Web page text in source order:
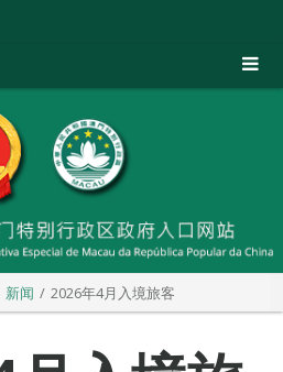
新闻 2026年4月入境旅客